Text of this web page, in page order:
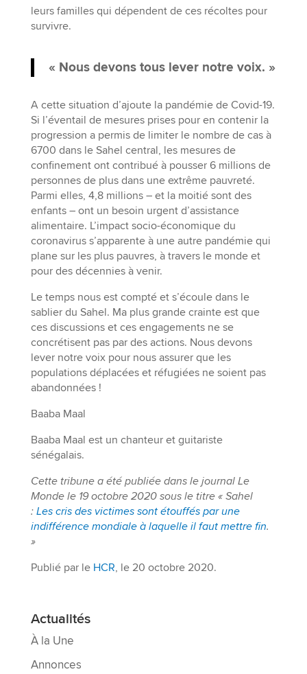
leurs familles qui dépendent de ces récoltes pour
survivre.
« Nous devons tous lever notre voix. »
A cette situation d’ajoute la pandémie de Covid-19.
Si l’éventail de mesures prises pour en contenir la
progression a permis de limiter le nombre de cas à
6700 dans le Sahel central, les mesures de
confinement ont contribué à pousser 6 millions de
personnes de plus dans une extrême pauvreté.
Parmi elles, 4,8 millions – et la moitié sont des
enfants – ont un besoin urgent d’assistance
alimentaire. L’impact socio-économique du
coronavirus s’apparente à une autre pandémie qui
plane sur les plus pauvres, à travers le monde et
pour des décennies à venir.
Le temps nous est compté et s’écoule dans le
sablier du Sahel. Ma plus grande crainte est que
ces discussions et ces engagements ne se
concrétisent pas par des actions. Nous devons
lever notre voix pour nous assurer que les
populations déplacées et réfugiées ne soient pas
abandonnées !
Baaba Maal
Baaba Maal est un chanteur et guitariste
sénégalais.
Cette tribune a été publiée dans le journal Le
Monde le 19 octobre 2020 sous le titre « Sahel
: Les cris des victimes sont étouffés par une
indifférence mondiale à laquelle il faut mettre fin.
»
Publié par le HCR, le 20 octobre 2020.
Actualités
À la Une
Annonces